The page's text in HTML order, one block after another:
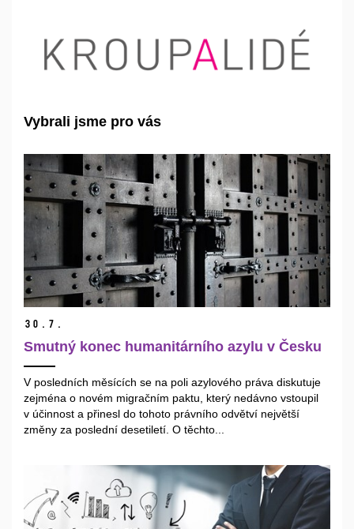
Vybrali jsme pro vás
30. 7.
Smutný konec humanitárního azylu v Česku
V posledních měsících se na poli azylového práva diskutuje
zejména o novém migračním paktu, který nedávno vstoupil
v účinnost a přinesl do tohoto právního odvětví největší
změny za poslední desetiletí. O těchto...